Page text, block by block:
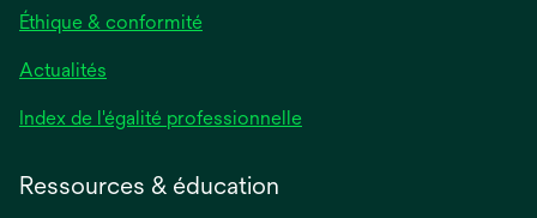
Éthique & conformité
Actualités
Index de l'égalité professionnelles’ouvre
Ressources & éducation